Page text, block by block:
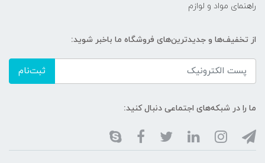
راهنمای مواد و لوازم
از تخفیف‌ها و جدیدترین‌های فروشگاه ما باخبر شوید:
ثبت‌نام
ما را در شبکه‌های اجتماعی دنبال کنید: